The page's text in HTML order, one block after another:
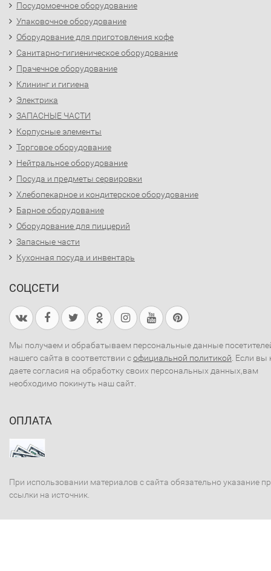
Посудомоечное оборудование
Упаковочное оборудование
Оборудование для приготовления кофе
Санитарно-гигиеническое оборудование
Прачечное оборудование
Клининг и гигиена
Электрика
ЗАПАСНЫЕ ЧАСТИ
Корпусные элементы
Торговое оборудование
Нейтральное оборудование
Посуда и предметы сервировки
Хлебопекарное и кондитерское оборудование
Барное оборудование
Оборудование для пиццерий
Запасные части
Кухонная посуда и инвентарь
СОЦСЕТИ
Мы получаем и обрабатываем персональные данные
нашего сайта в соответствии софициальной политикой . Если вы
даете согласия на обработку своих персональных данных,вам
необходимо покинуть наш сайт.
ОПЛАТА
При использовании материалов с сайта обязательно указание
ссылки на источник.